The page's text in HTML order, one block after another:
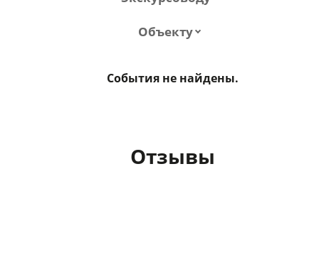
Объекту
События не найдены.
Отзывы